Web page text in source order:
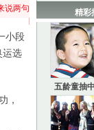
说两句
小段
运选
，
精彩
五龄童抽